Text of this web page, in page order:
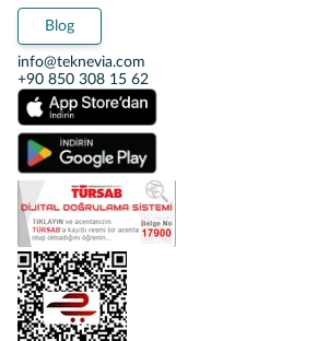
Blog
info@teknevia.com
+90 850 308 15 62